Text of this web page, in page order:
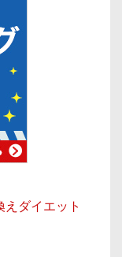
ダイエット